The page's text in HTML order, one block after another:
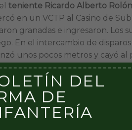
DEL
DE
teniente Ricardo Alberto Rolón
en un VCTP al Casino de
granadas e ingresaron. Los
En el intercambio de
unos pocos metros y cayó al
tomaron dos granadas y
después a tiempo que una
se disipaba y la oscuridad, los